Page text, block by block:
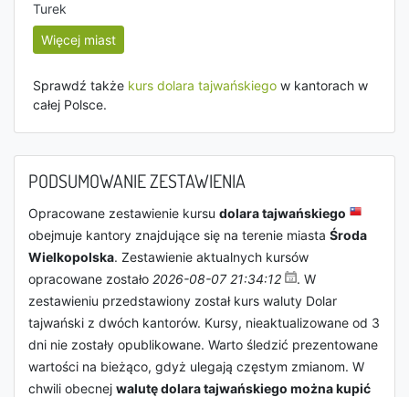
Turek
Więcej miast
Sprawdź także kurs dolara tajwańskiego w kantorach w
całej Polsce.
PODSUMOWANIE ZESTAWIENIA
Opracowane zestawienie kursu dolara tajwańskiego
obejmuje kantory znajdujące się na terenie miasta Środa
Wielkopolska. Zestawienie aktualnych kursów
opracowane zostało 2026-08-07 21:34:12
. W
zestawieniu przedstawiony został kurs waluty Dolar
tajwański z dwóch kantorów. Kursy, nieaktualizowane od 3
dni nie zostały opublikowane. Warto śledzić prezentowane
wartości na bieżąco, gdyż ulegają częstym zmianom. W
chwili obecnej walutę dolara tajwańskiego można kupić